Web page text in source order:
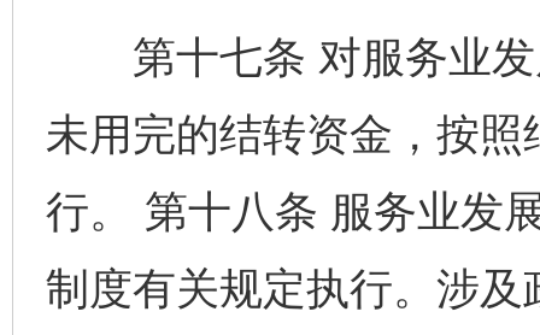
第十七条 对服务业发
未用完的结转资金，按
行。 第十八条 服务业发
制度有关规定执行。涉